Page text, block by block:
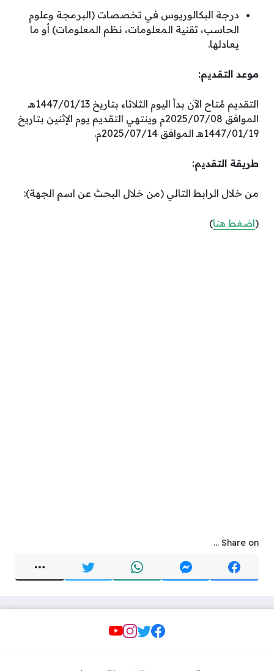
درجة البكالوريوس في تخصصات (البرمجة وعلوم
الحاسب، تقنية المعلومات، نظم المعلومات) أو ما
يعادلها.
موعد التقديم:
التقديم مُتاح الآن بدأ اليوم الثلاثاء بتاريخ 1447/01/13هـ
الموافق 2025/07/08م وينتهي التقديم يوم الإثنين بتاريخ
1447/01/19هـ الموافق 2025/07/14م.
طريقة التقديم:
من خلال الرابط التالي (من خلال البحث عن اسم الجهة):
(اضغط هنا)
Share on ...
Social Links